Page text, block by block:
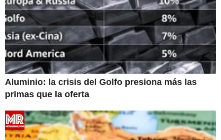
Aluminio: la crisis del Golfo presiona más las
primas que la oferta